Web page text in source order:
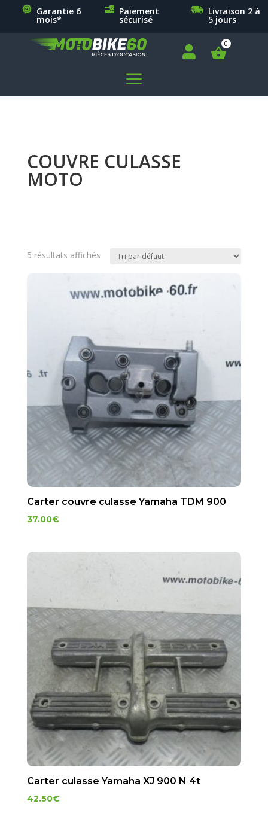
Garantie 6
mois*
Paiement
sécurisé
Livraison 2 à
5 jours

a
COUVRE CULASSE
MOTO
5 résultats affichés
Carter couvre culasse Yamaha TDM 900
37.00€
Carter culasse Yamaha XJ 900 N 4t
42.50€